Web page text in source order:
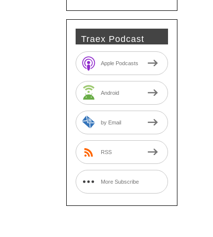
Traex Podcast
Apple Podcasts
Android
by Email
RSS
More Subscribe
Options